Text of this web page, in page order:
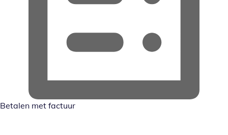
Betalen met factuur